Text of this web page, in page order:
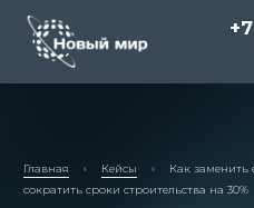
Главная › Кейсы ›
Как заменить
сократить сроки строительства на 30%